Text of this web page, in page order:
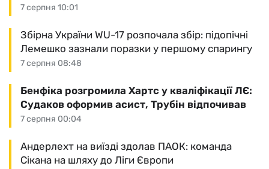
7 серпня 10:01
7 серпня 08:48
Збірна України WU-17 розпочала збір: підопічні
Лемешко зазнали поразки у першому спарингу
7 серпня 00:04
Бенфіка розгромила Хартс у кваліфікації ЛЄ:
Судаков оформив асист, Трубін відпочивав
Андерлехт на виїзді здолав ПАОК: команда
Сікана на шляху до Ліги Європи